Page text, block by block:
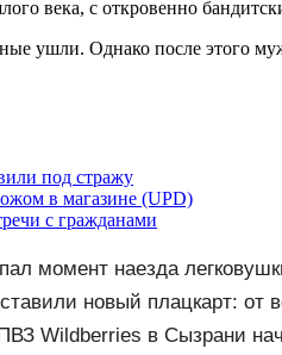
века, с откровенно
ушли. Однако после этого
под стражу
в магазине (UPD)
с гражданами
момент наезда
06/08/2026 – Новости
новый плацкарт: от
пространства
Wildberries в Сызрани